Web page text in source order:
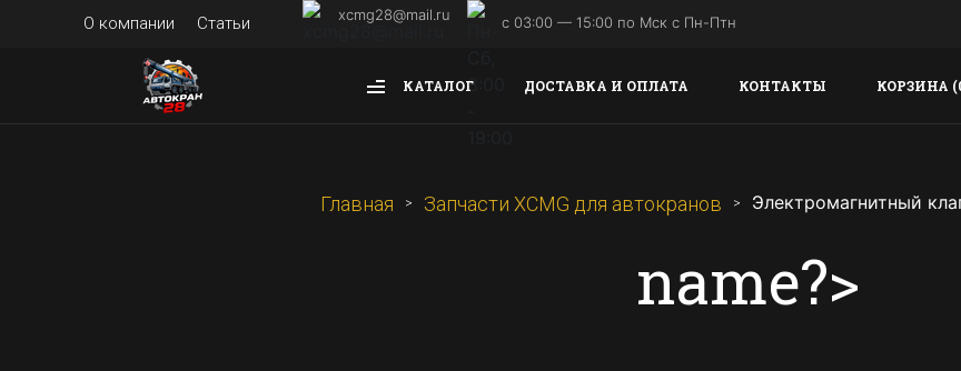
О компании Статьи xcmg28@mail.ru с 03:00 — 15:00 по Мск с Пн-Птн
КАТАЛОГ ДОСТАВКА И ОПЛАТА КОНТАКТЫ КОРЗИНА
Главная Запчасти XCMG для автокранов Электромагнитный
name?>